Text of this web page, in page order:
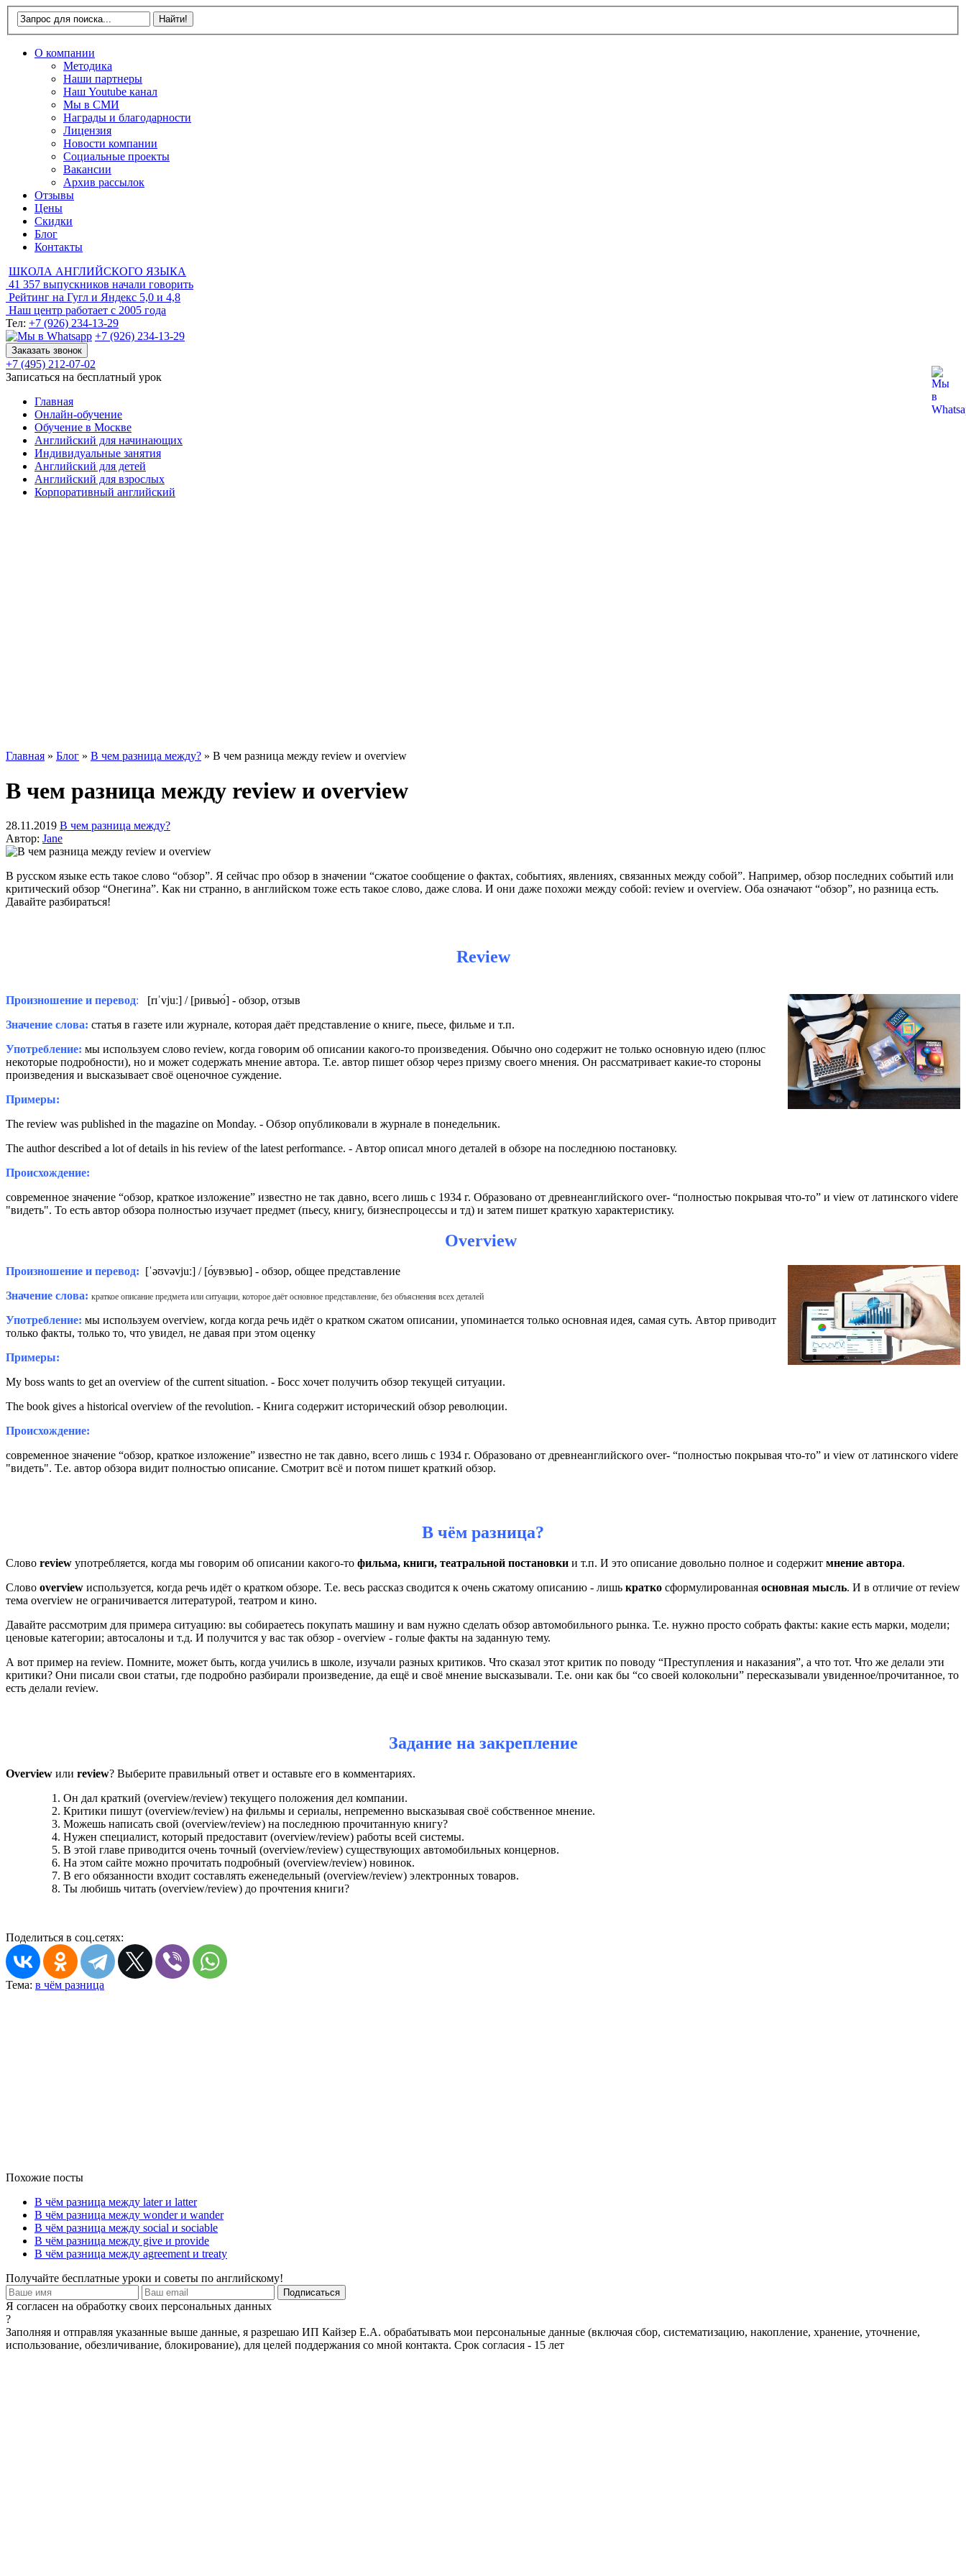
О компании
Методика
Наши партнеры
Наш Youtube канал
Мы в СМИ
Награды и благодарности
Лицензия
Новости компании
Социальные проекты
Вакансии
Архив рассылок
Отзывы
Цены
Скидки
Блог
Контакты
ШКОЛА АНГЛИЙСКОГО ЯЗЫКА
41 357 выпускников начали говорить
Рейтинг на Гугл и Яндекс 5,0 и 4,8
Наш центр работает с 2005 года
Тел: +7 (926) 234-13-29
+7 (926) 234-13-29
Заказать звонок
+7 (495) 212-07-02
Записаться на бесплатный урок
Главная
Онлайн-обучение
Обучение в Москве
Английский для начинающих
Индивидуальные занятия
Английский для детей
Английский для взрослых
Корпоративный английский
Главная » Блог » В чем разница между? » В чем разница между review и overview
В чем разница между review и overview
28.11.2019 В чем разница между?
Автор: Jane
В русском языке есть такое слово “обзор”. Я сейчас про обзор в значении “сжатое сообщение о фактах, событиях, явлениях, связанных между собой”. Например, обзор последних событий или
критический обзор “Онегина”. Как ни странно, в английском тоже есть такое слово, даже слова. И они даже похожи между собой: review и overview. Оба означают “обзор”, но разница есть.
Давайте разбираться!
Review
Произношение и перевод: [rɪˈvjuː] / [ривью́] - обзор, отзыв
Значение слова: статья в газете или журнале, которая даёт представление о книге, пьесе, фильме и т.п.
Употребление: мы используем слово review, когда говорим об описании какого-то произведения. Обычно оно содержит не только основную идею (плюс
некоторые подробности), но и может содержать мнение автора. Т.е. автор пишет обзор через призму своего мнения. Он рассматривает какие-то стороны
произведения и высказывает своё оценочное суждение.
Примеры:
The review was published in the magazine on Monday. - Обзор опубликовали в журнале в понедельник.
The author described a lot of details in his review of the latest performance. - Автор описал много деталей в обзоре на последнюю постановку.
Происхождение:
современное значение “обзор, краткое изложение” известно не так давно, всего лишь с 1934 г. Образовано от древнеанглийского over- “полностью покрывая что-то” и view от латинского videre
"видеть". То есть автор обзора полностью изучает предмет (пьесу, книгу, бизнеспроцессы и тд) и затем пишет краткую характеристику.
Overview
Произношение и перевод: [ˈəʊvəvjuː] / [о́увэвью] - обзор, общее представление
Значение слова: краткое описание предмета или ситуации, которое даёт основное представление, без объяснения всех деталей
Употребление: мы используем overview, когда когда речь идёт о кратком сжатом описании, упоминается только основная идея, самая суть. Автор приводит
только факты, только то, что увидел, не давая при этом оценку
Примеры:
My boss wants to get an overview of the current situation. - Босс хочет получить обзор текущей ситуации.
The book gives a historical overview of the revolution. - Книга содержит исторический обзор революции.
Происхождение:
современное значение “обзор, краткое изложение” известно не так давно, всего лишь с 1934 г. Образовано от древнеанглийского over- “полностью покрывая что-то” и view от латинского videre
"видеть". Т.е. автор обзора видит полностью описание. Смотрит всё и потом пишет краткий обзор.
В чём разница?
Слово review употребляется, когда мы говорим об описании какого-то фильма, книги, театральной постановки и т.п. И это описание довольно полное и содержит мнение автора.
Слово overview используется, когда речь идёт о кратком обзоре. Т.е. весь рассказ сводится к очень сжатому описанию - лишь кратко сформулированная основная мысль. И в отличие от review
тема overview не ограничивается литературой, театром и кино.
Давайте рассмотрим для примера ситуацию: вы собираетесь покупать машину и вам нужно сделать обзор автомобильного рынка. Т.е. нужно просто собрать факты: какие есть марки, модели;
ценовые категории; автосалоны и т.д. И получится у вас так обзор - overview - голые факты на заданную тему.
А вот пример на review. Помните, может быть, когда учились в школе, изучали разных критиков. Что сказал этот критик по поводу “Преступления и наказания”, а что тот. Что же делали эти
критики? Они писали свои статьи, где подробно разбирали произведение, да ещё и своё мнение высказывали. Т.е. они как бы “со своей колокольни” пересказывали увиденное/прочитанное, то
есть делали review.
Задание на закрепление
Overview или review? Выберите правильный ответ и оставьте его в комментариях.
Он дал краткий (overview/review) текущего положения дел компании.
Критики пишут (overview/review) на фильмы и сериалы, непременно высказывая своё собственное мнение.
Можешь написать свой (overview/review) на последнюю прочитанную книгу?
Нужен специалист, который предоставит (overview/review) работы всей системы.
В этой главе приводится очень точный (overview/review) существующих автомобильных концернов.
На этом сайте можно прочитать подробный (overview/review) новинок.
В его обязанности входит составлять еженедельный (overview/review) электронных товаров.
Ты любишь читать (overview/review) до прочтения книги?
Поделиться в соц.сетях:
Тема: в чём разница
Похожие посты
В чём разница между later и latter
В чём разница между wonder и wander
В чём разница между social и sociable
В чём разница между give и provide
В чём разница между agreement и treaty
Получайте бесплатные уроки и советы по английскому!
Я согласен на обработку своих персональных данных
?
Заполняя и отправляя указанные выше данные, я разрешаю ИП Кайзер Е.А. обрабатывать мои персональные данные (включая сбор, систематизацию, накопление, хранение, уточнение,
использование, обезличивание, блокирование), для целей поддержания со мной контакта. Срок согласия - 15 лет